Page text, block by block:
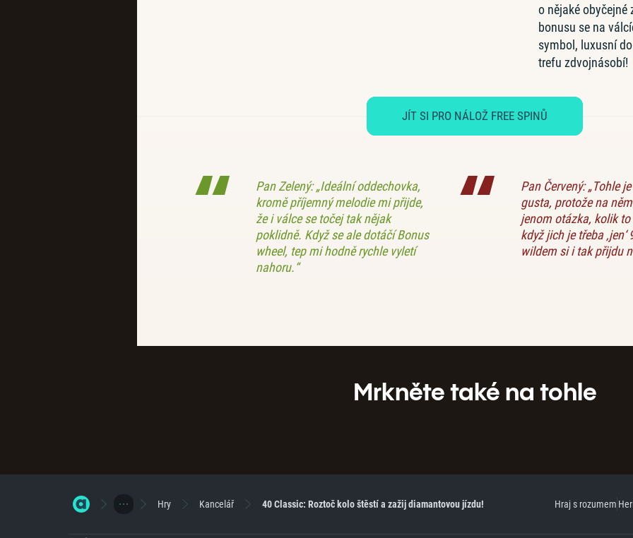
o nějaké obyčejné
bonusu se na
symbol, luxusní
trefu zdvojnásobí!
JÍT SI PRO NÁLOŽ FREE SPINŮ
Pan Zelený: „Ideální oddechovka,
kromě příjemný melodie mi přijde,
že i válce se točej tak nějak
poklidně. Když se ale dotáčí Bonus
wheel, tep mi hodně rychle vyletí
nahoru.“
Pan Červený: „Tohle
gusta, protože na
jenom otázka, kolik
když jich je třeba
wildem si i tak přijdu
Mrkněte také na tohle
Hry Kancelář 40 Classic: Roztoč kolo štěstí a zažij diamantovou jízdu! Hraj s rozumem